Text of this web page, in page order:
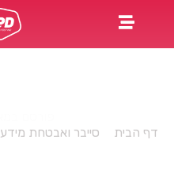
דף הבית
סייבר ואבטחת מידע